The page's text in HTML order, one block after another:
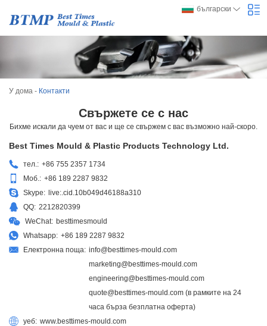
български
У дома - Контакти
Свържете се с нас
Бихме искали да чуем от вас и ще се свържем с вас възможно най-скоро.
Best Times Mould & Plastic Products Technology Ltd.
тел.: +86 755 2357 1734
Моб.: +86 189 2287 9832
Skype: live:.cid.10b049d46188a310
QQ: 2212820399
WeChat: besttimesmould
Whatsapp: +86 189 2287 9832
Електронна поща: info@besttimes-mould.com
marketing@besttimes-mould.com
engineering@besttimes-mould.com
quote@besttimes-mould.com (в рамките на 24
часа бърза безплатна оферта)
уеб: www.besttimes-mould.com